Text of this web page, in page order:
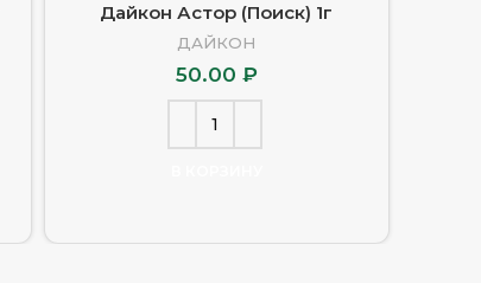
Дайкон Астор (Поиск) 1г
ДАЙКОН
50.00 ₽